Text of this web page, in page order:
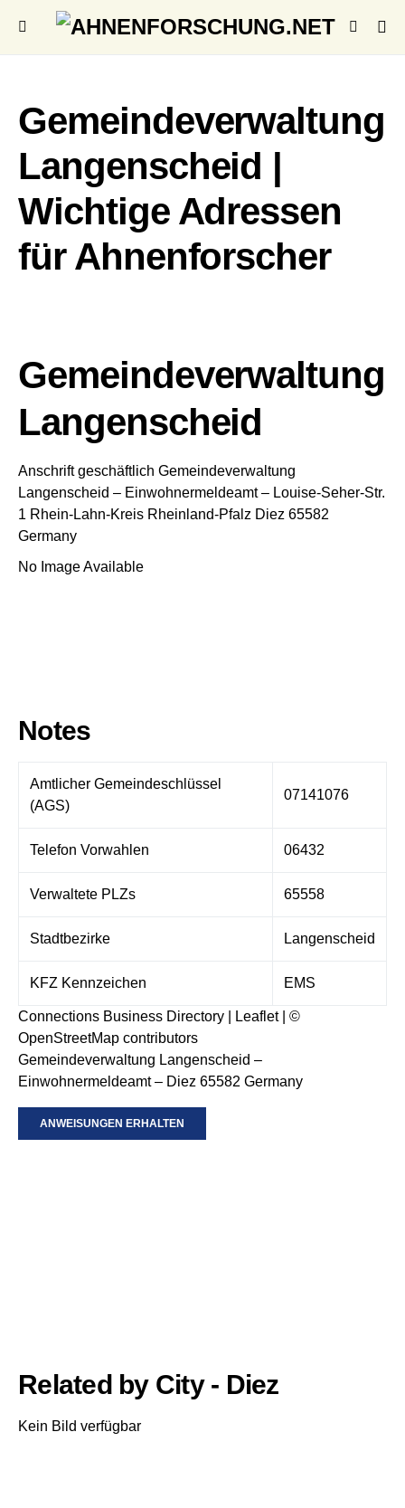
Gemeindeverwaltung
Langenscheid |
Wichtige Adressen
für Ahnenforscher
Gemeindeverwaltung
Langenscheid
Anschrift geschäftlich Gemeindeverwaltung
Langenscheid – Einwohnermeldeamt – Louise-Seher-Str.
1 Rhein-Lahn-Kreis Rheinland-Pfalz Diez 65582
Germany
No Image Available
Notes
Amtlicher Gemeindeschlüssel
(AGS)
07141076
Telefon Vorwahlen 06432
Verwaltete PLZs 65558
Stadtbezirke Langenscheid
KFZ Kennzeichen EMS
Connections Business Directory Leaflet| ©
OpenStreetMap contributors
Gemeindeverwaltung Langenscheid –
Einwohnermeldeamt – Diez 65582 Germany
ANWEISUNGEN ERHALTEN
Related by City - Diez
Kein Bild verfügbar